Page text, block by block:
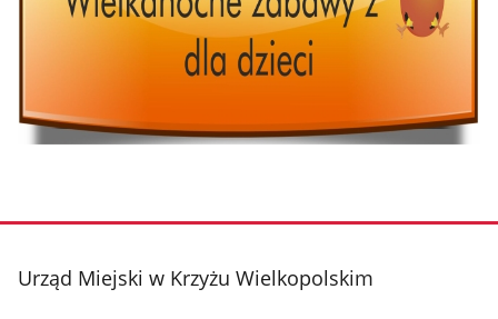
stopka
Urząd Miejski w Krzyżu Wielkopolskim